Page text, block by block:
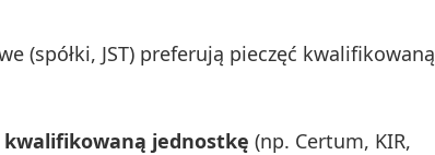
(spółki, JST) preferują pieczęć kwalifikowaną
kwalifikowaną jednostkę (np. Certum, KIR,